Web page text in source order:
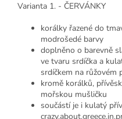
Varianta 1. - ČERVÁNKY
korálky řazené do
modrošedé barvy
doplněno o barevně
ve tvaru srdíčka a
srdíčkem na růžovém
kromě korálků,
mořskou mušličku
součástí je i kulatý